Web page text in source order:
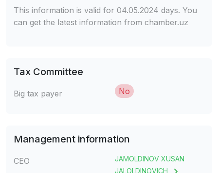
This information is valid for 04.05.2024 days. You
can get the latest information from chamber.uz
Tax Committee
Big tax payer No
Management information
CEO
JAMOLDINOV XUSAN
JALOLDINOVICH